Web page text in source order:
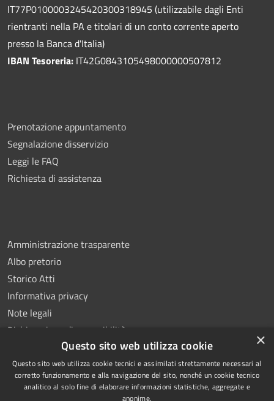
IT77P0100003245420300318945 (utilizzabile dagli Enti
rientranti nella PA e titolari di un conto corrente aperto
presso la Banca d'Italia)
IBAN Tesoreria: IT42G0843105498000000507812
Prenotazione appuntamento
Segnalazione disservizio
Leggi le FAQ
Richiesta di assistenza
Amministrazione trasparente
Albo pretorio
Storico Atti
Informativa privacy
Note legali
Dichiarazione di accessibilità
RSS
Copyright © 2026 • Comune di
×
Questo sito web utilizza cookie
Questo sito web utilizza cookie tecnici e assimilati strettamente necessari al
corretto funzionamento e alla navigazione del sito, nonché un cookie tecnico
analitico al solo fine di elaborare informazioni statistiche, aggregate e
anonime.